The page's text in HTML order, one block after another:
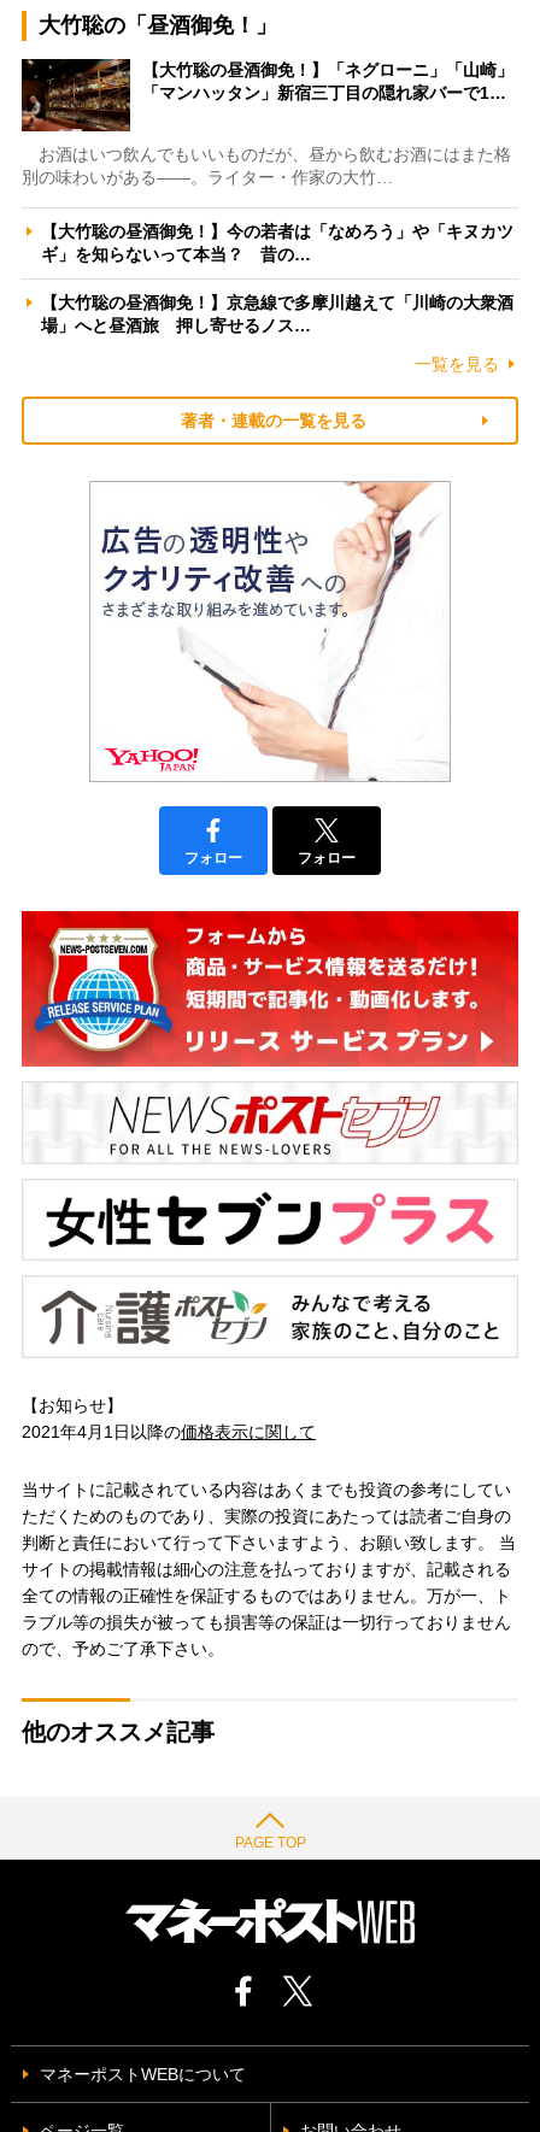
大竹聡の「昼酒御免！」
【大竹聡の昼酒御免！】「ネグローニ」「山崎」
「マンハッタン」新宿三丁目の隠れ家バーで1…
お酒はいつ飲んでもいいものだが、昼から飲むお酒にはまた格
別の味わいがある――。ライター・作家の大竹…
【大竹聡の昼酒御免！】今の若者は「なめろう」や「キヌカツ
ギ」を知らないって本当？ 昔の…
【大竹聡の昼酒御免！】京急線で多摩川越えて「川崎の大衆酒
場」へと昼酒旅 押し寄せるノス…
一覧を見る
著者・連載の一覧を見る
フォロー フォロー
【お知らせ】
2021年4月1日以降の価格表示に関して
当サイトに記載されている内容はあくまでも投資の参考にしてい
ただくためのものであり、実際の投資にあたっては読者ご自身の
判断と責任において行って下さいますよう、お願い致します。 当
サイトの掲載情報は細心の注意を払っておりますが、記載される
全ての情報の正確性を保証するものではありません。万が一、ト
ラブル等の損失が被っても損害等の保証は一切行っておりません
ので、予めご了承下さい。
他のオススメ記事
PAGE TOP
マネーポストWEBについて